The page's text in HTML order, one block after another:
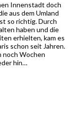
Innenstadt doch
aus dem Umland
so richtig. Durch
haben und die
erhielten, kam es
schon seit Jahren.
noch Wochen
hin…